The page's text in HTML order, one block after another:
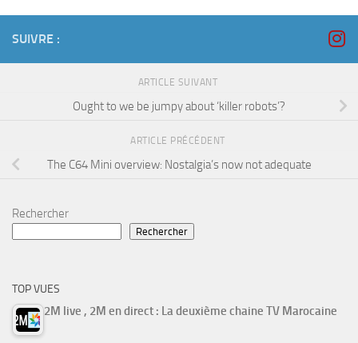
SUIVRE :
ARTICLE SUIVANT
Ought to we be jumpy about ‘killer robots’?
ARTICLE PRÉCÉDENT
The C64 Mini overview: Nostalgia’s now not adequate
Rechercher
Rechercher
TOP VUES
2M live , 2M en direct : La deuxième chaine TV Marocaine